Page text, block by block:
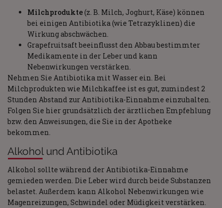
Milchprodukte(z. B. Milch, Joghurt, Käse) können
bei einigen Antibiotika (wie Tetrazyklinen) die
Wirkung abschwächen.
Grapefruitsaft beeinflusst den Abbau bestimmter
Medikamente in der Leber und kann
Nebenwirkungen verstärken.
Nehmen Sie Antibiotika mit Wasser ein. Bei
Milchprodukten wie Milchkaffee ist es gut, zumindest 2
Stunden Abstand zur Antibiotika-Einnahme einzuhalten.
Folgen Sie hier grundsätzlich der ärztlichen Empfehlung
bzw. den Anweisungen, die Sie in der Apotheke
bekommen.
Alkohol und Antibiotika
Alkohol sollte während der Antibiotika-Einnahme
gemieden werden. Die Leber wird durch beide Substanzen
belastet. Außerdem kann Alkohol Nebenwirkungen wie
Magenreizungen, Schwindel oder Müdigkeit verstärken.